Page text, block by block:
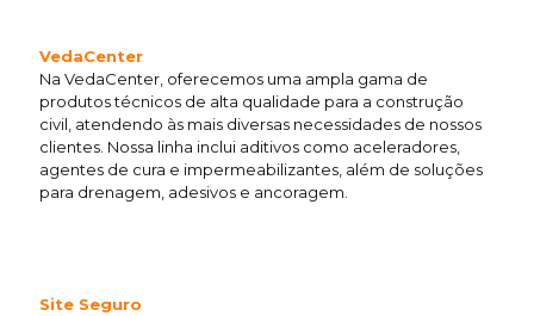
VedaCenter
Na VedaCenter, oferecemos uma ampla gama de
produtos técnicos de alta qualidade para a construção
civil, atendendo às mais diversas necessidades de nossos
clientes. Nossa linha inclui aditivos como aceleradores,
agentes de cura e impermeabilizantes, além de soluções
para drenagem, adesivos e ancoragem.
Site Seguro